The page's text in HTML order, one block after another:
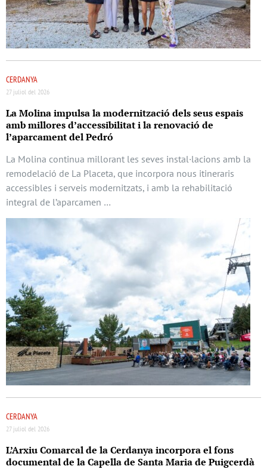
CERDANYA
27 juliol del 2026
La Molina impulsa la modernització dels seus espais
amb millores d’accessibilitat i la renovació de
l’aparcament del Pedró
La Molina continua millorant les seves instal·lacions amb la
remodelació de La Placeta, que incorpora nous itineraris
accessibles i serveis modernitzats, i amb la rehabilitació
integral de l’aparcamen …
CERDANYA
27 juliol del 2026
L’Arxiu Comarcal de la Cerdanya incorpora el fons
documental de la Capella de Santa Maria de Puigcerdà